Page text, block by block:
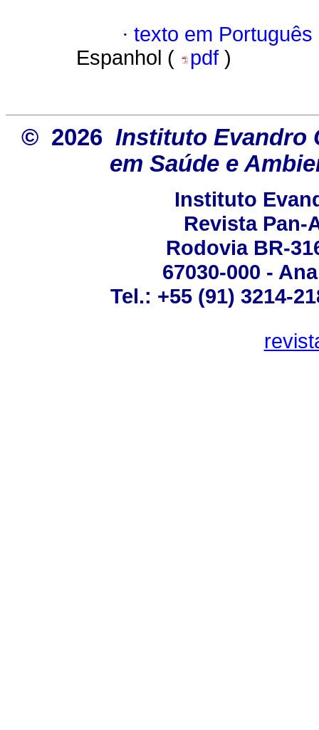
· texto em Português
Espanhol (
pdf )
© 2026 Instituto Evandro
em Saúde e
Instituto
Revista Pan-
Rodovia BR-
67030-000 -
Tel.: +55 (91) 3214-